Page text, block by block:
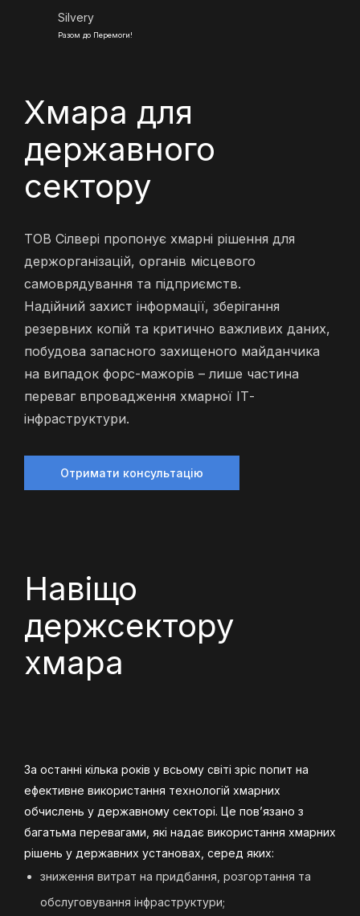
Silvery
Разом до Перемоги!
Хмара для
державного
сектору
ТОВ Сілвері пропонує хмарні рішення для
держорганізацій, органів місцевого
самоврядування та підприємств.
Надійний захист інформації, зберігання
резервних копій та критично важливих даних,
побудова запасного захищеного майданчика
на випадок форс-мажорів – лише частина
переваг впровадження хмарної ІТ-
інфраструктури.
Отримати консультацію
Навіщо
держсектору
хмара
За останні кілька років у всьому світі зріс попит на
ефективне використання технологій хмарних
обчислень у державному секторі. Це пов’язано з
багатьма перевагами, які надає використання хмарних
рішень у державних установах, серед яких:
зниження витрат на придбання, розгортання та
обслуговування інфраструктури;